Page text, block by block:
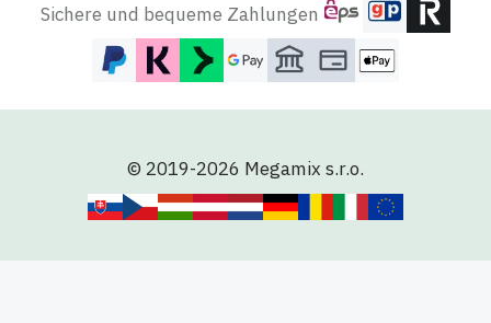
Sichere und bequeme Zahlungen
© 2019-2026 Megamix s.r.o.